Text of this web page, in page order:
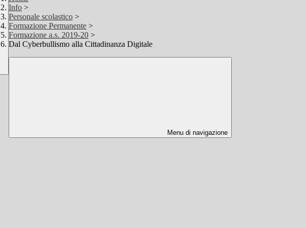
Info >
Personale scolastico >
Formazione Permanente >
Formazione a.s. 2019-20 >
Dal Cyberbullismo alla Cittadinanza Digitale
Menu di navigazione